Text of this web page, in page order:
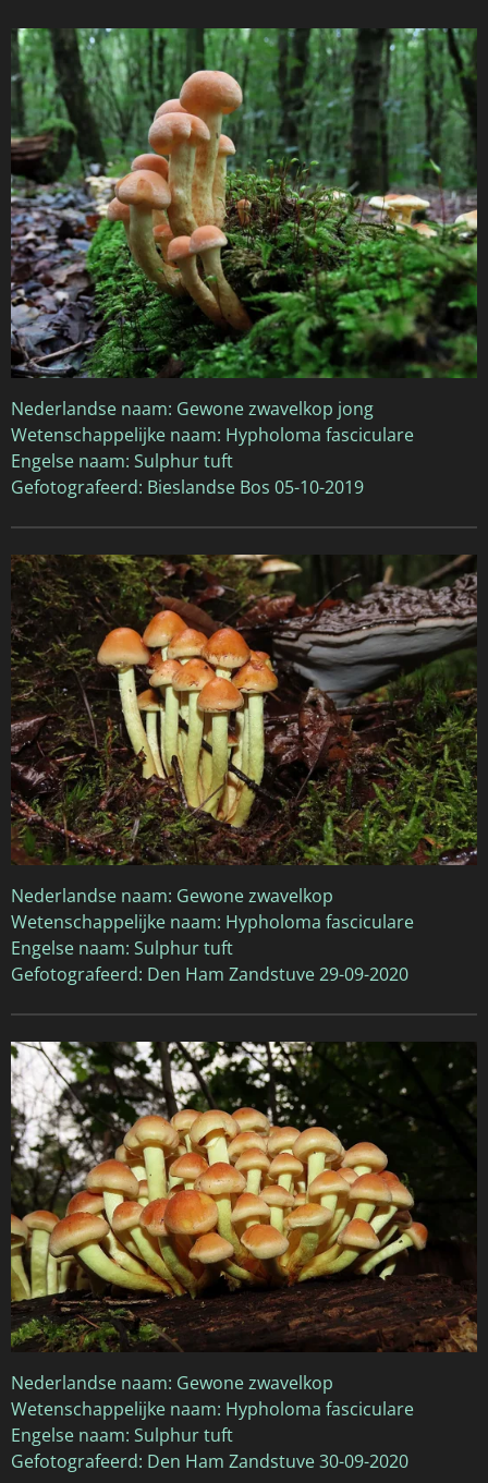
Nederlandse naam: Gewone zwavelkop jong
Wetenschappelijke naam: Hypholoma fasciculare
Engelse naam: Sulphur tuft
Gefotografeerd: Bieslandse Bos 05-10-2019
Nederlandse naam: Gewone zwavelkop
Wetenschappelijke naam: Hypholoma fasciculare
Engelse naam: Sulphur tuft
Gefotografeerd: Den Ham Zandstuve 29-09-2020
Nederlandse naam: Gewone zwavelkop
Wetenschappelijke naam: Hypholoma fasciculare
Engelse naam: Sulphur tuft
Gefotografeerd: Den Ham Zandstuve 30-09-2020